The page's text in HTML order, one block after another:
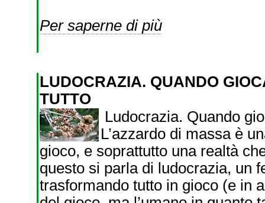
Per saperne di più
LUDOCRAZIA. QUANDO
TUTTO
Ludocrazia. Quando
L’azzardo di massa è
gioco, e soprattutto una realtà
questo si parla di ludocrazia, un
trasformando tutto in gioco (e in